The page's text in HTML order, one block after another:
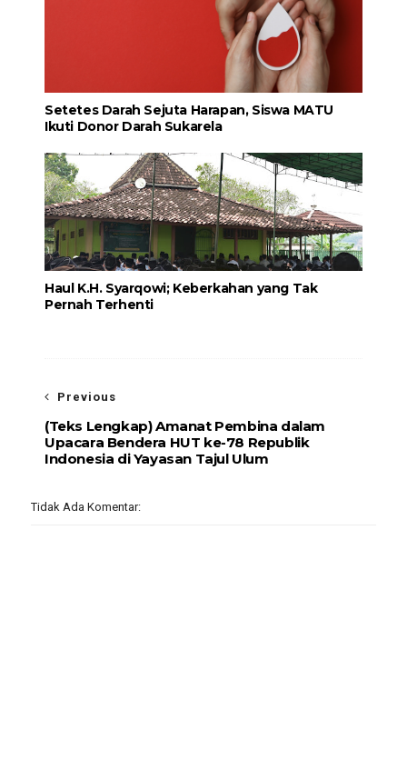
Setetes Darah Sejuta Harapan, Siswa MATU
Ikuti Donor Darah Sukarela
Haul K.H. Syarqowi; Keberkahan yang Tak
Pernah Terhenti
Previous
(Teks Lengkap) Amanat Pembina dalam
Upacara Bendera HUT ke-78 Republik
Indonesia di Yayasan Tajul Ulum
Tidak Ada Komentar: